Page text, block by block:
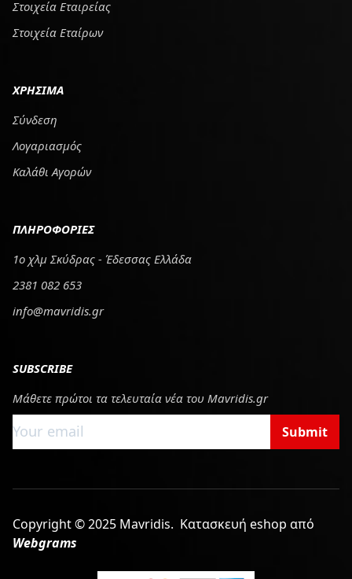
Στοιχεία Εταιρείας
Στοιχεία Εταίρων
ΧΡΗΣΙΜΑ
Σύνδεση
Λογαριασμός
Καλάθι Αγορών
ΠΛΗΡΟΦΟΡΙΕΣ
1ο χλμ Σκύδρας - Έδεσσας Ελλάδα
2381 082 653
info@mavridis.gr
SUBSCRIBE
Μάθετε πρώτοι τα τελευταία νέα του Mavridis.gr
Submit
Copyright © 2025 Mavridis. Κατασκευή eshop από
Webgrams